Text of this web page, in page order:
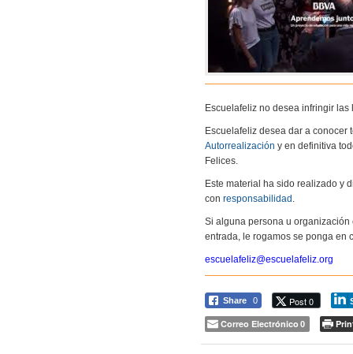
Escuelafeliz no desea infringir
Escuelafeliz desea dar a
Autorrealización y en definitiva
Felices.
Este material ha sido realizado y
con responsabilidad .
Si alguna persona u
entrada, le rogamos se ponga en
escuelafeliz@escuelafeliz.org
Share 0 Post 0
Correo Electrónico 0